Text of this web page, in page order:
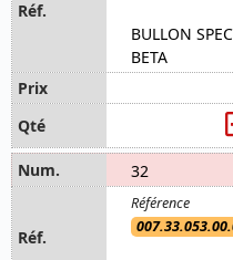
BULLON
BETA
32